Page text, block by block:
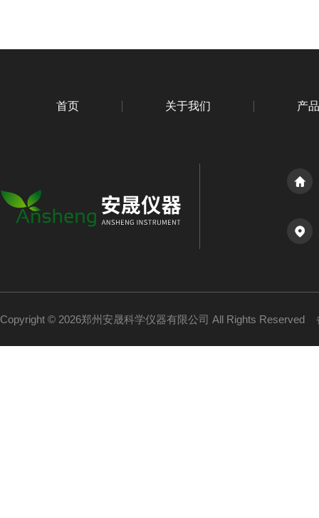
首页 关于我们 产
Copyright © 2026郑州安晟科学仪器有限公司 All Rights Reserved